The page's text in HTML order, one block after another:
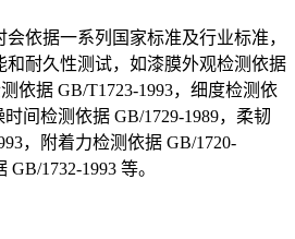
依据一系列国家标准及行业标准，
和耐久性测试，如漆膜外观检测依据
依据 GB/T1723-1993，细度检测依
间检测依据 GB/1729-1989，柔韧
，附着力检测依据 GB/1720-
1732-1993 等。